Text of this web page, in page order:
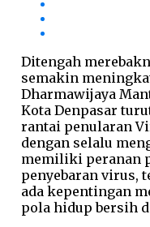
Ditengah
semakin
Dharmawijaya
Kota Denpasar
rantai penularan
dengan selalu
memiliki peranan
penyebaran virus,
ada kepentingan
pola hidup bersih